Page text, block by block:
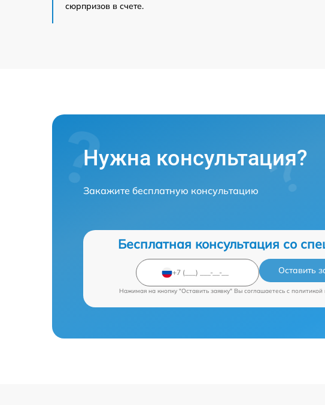
сюрпризов в счете.
Нужна консультация?
Закажите бесплатную консультацию
Бесплатная консультация со
Оставить
Нажимая на кнопку "Оставить заявку" Вы соглашаетесь c политикой